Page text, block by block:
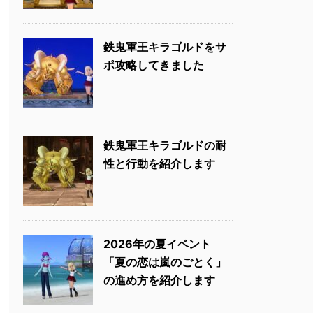
鉄鬼軍王キラゴルドをサ
ポ攻略してきました
鉄鬼軍王キラゴルドの耐
性と行動を紹介します
2026年の夏イベント
「夏の恋は嵐のごとく」
の進め方を紹介します